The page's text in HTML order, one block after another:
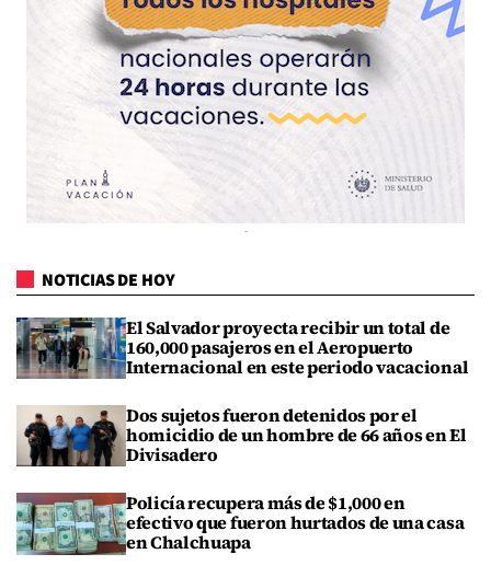
NOTICIAS DE HOY
El Salvador proyecta recibir un total de
160,000 pasajeros en el Aeropuerto
Internacional en este periodo vacacional
Dos sujetos fueron detenidos por el
homicidio de un hombre de 66 años en El
Divisadero
Policía recupera más de $1,000 en
efectivo que fueron hurtados de una casa
en Chalchuapa